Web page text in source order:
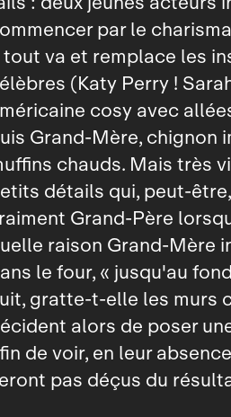
par le
va et remplace les
(Katy Perry !
cosy avec
Grand‑Mère,
chauds. Mais très
détails qui,
Grand‑Père
raison Grand‑Mère
le four, « jusqu'au
gratte‑t‑elle les murs
alors de poser
de voir, en leur
pas déçus du